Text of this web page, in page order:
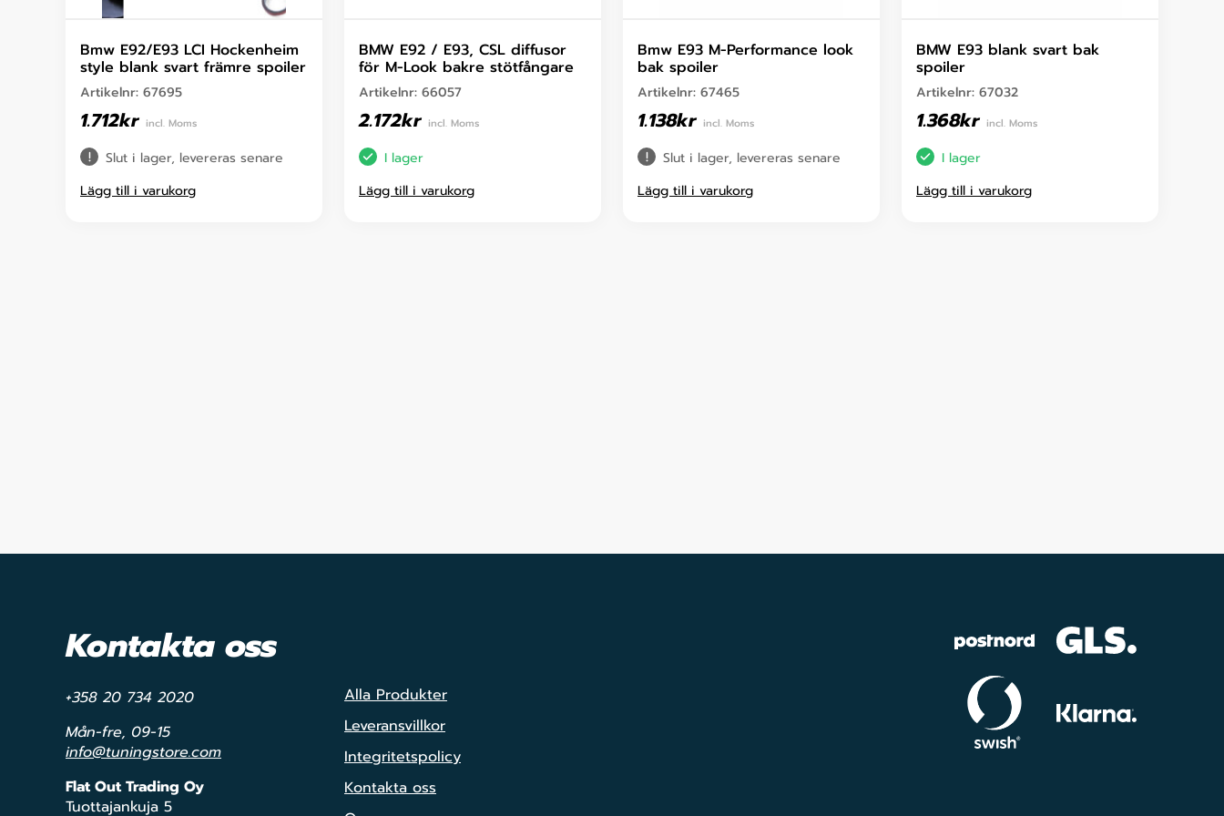
Bmw E92/E93 LCI Hockenheim
style blank svart främre spoiler
Artikelnr: 67695
1.712kr incl. Moms
Slut i lager, levereras senare
Lägg till i varukorg
BMW E92 / E93, CSL diffusor
för M-Look bakre stötfångare
Artikelnr: 66057
2.172kr incl. Moms
I lager
Lägg till i varukorg
Bmw E93 M-Performance look
bak spoiler
Artikelnr: 67465
1.138kr incl. Moms
Slut i lager, levereras senare
Lägg till i varukorg
BMW E93 blank svart bak
spoiler
Artikelnr: 67032
1.368kr incl. Moms
I lager
Lägg till i varukorg
Kontakta oss
+358 20 734 2020
Mån-fre, 09-15
info@tuningstore.com
Flat Out Trading Oy
Tuottajankuja 5
Alla Produkter
Leveransvillkor
Integritetspolicy
Kontakta oss